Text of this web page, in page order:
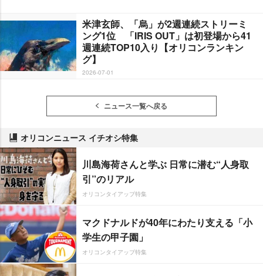
米津玄師、「烏」が2週連続ストリーミ
ング1位 「IRIS OUT」は初登場から41
週連続TOP10入り【オリコンランキン
グ】
2026-07-01
ニュース一覧へ戻る
オリコンニュース イチオシ特集
川島海荷さんと学ぶ 日常に潜む“人身取
引”のリアル
オリコンタイアップ特集
マクドナルドが40年にわたり支える「小
学生の甲子園」
オリコンタイアップ特集